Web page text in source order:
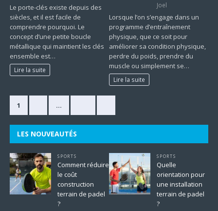
Le porte-clés existe depuis des
siècles, et il est facile de
comprendre pourquoi. Le
concept d’une petite boucle
métallique qui maintient les clés
ensemble est…
Lire la suite
Joel
Lorsque l’on s’engage dans un
programme d’entraînement
physique, que ce soit pour
améliorer sa condition physique,
perdre du poids, prendre du
muscle ou simplement se…
Lire la suite
1 …
LES NOUVEAUTÉS
SPORTS
Comment réduire
le coût
construction
terrain de padel
?
SPORTS
Quelle
orientation pour
une installation
terrain de padel
?